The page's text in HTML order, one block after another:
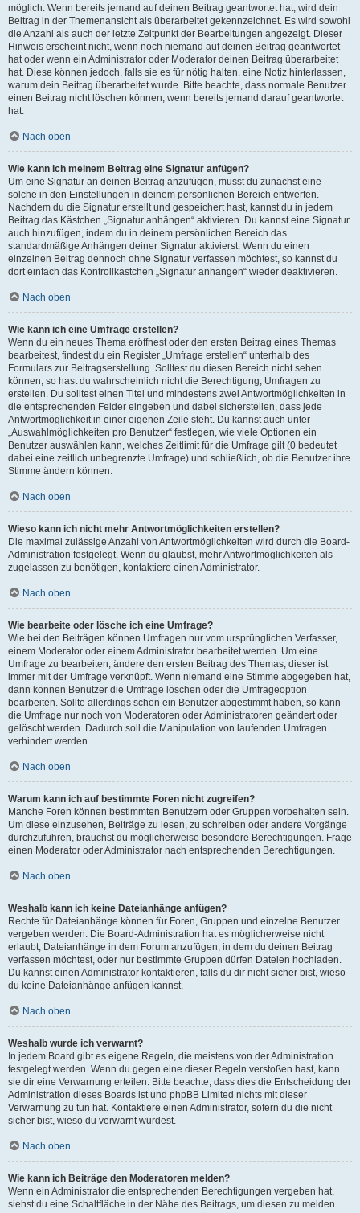
möglich. Wenn bereits jemand auf deinen Beitrag geantwortet hat, wird dein
Beitrag in der Themenansicht als überarbeitet gekennzeichnet. Es wird sowohl
die Anzahl als auch der letzte Zeitpunkt der Bearbeitungen angezeigt. Dieser
Hinweis erscheint nicht, wenn noch niemand auf deinen Beitrag geantwortet
hat oder wenn ein Administrator oder Moderator deinen Beitrag überarbeitet
hat. Diese können jedoch, falls sie es für nötig halten, eine Notiz hinterlassen,
warum dein Beitrag überarbeitet wurde. Bitte beachte, dass normale Benutzer
einen Beitrag nicht löschen können, wenn bereits jemand darauf geantwortet
hat.
Nach oben
Wie kann ich meinem Beitrag eine Signatur anfügen?
Um eine Signatur an deinen Beitrag anzufügen, musst du zunächst eine
solche in den Einstellungen in deinem persönlichen Bereich entwerfen.
Nachdem du die Signatur erstellt und gespeichert hast, kannst du in jedem
Beitrag das Kästchen „Signatur anhängen“ aktivieren. Du kannst eine Signatur
auch hinzufügen, indem du in deinem persönlichen Bereich das
standardmäßige Anhängen deiner Signatur aktivierst. Wenn du einen
einzelnen Beitrag dennoch ohne Signatur verfassen möchtest, so kannst du
dort einfach das Kontrollkästchen „Signatur anhängen“ wieder deaktivieren.
Nach oben
Wie kann ich eine Umfrage erstellen?
Wenn du ein neues Thema eröffnest oder den ersten Beitrag eines Themas
bearbeitest, findest du ein Register „Umfrage erstellen“ unterhalb des
Formulars zur Beitragserstellung. Solltest du diesen Bereich nicht sehen
können, so hast du wahrscheinlich nicht die Berechtigung, Umfragen zu
erstellen. Du solltest einen Titel und mindestens zwei Antwortmöglichkeiten in
die entsprechenden Felder eingeben und dabei sicherstellen, dass jede
Antwortmöglichkeit in einer eigenen Zeile steht. Du kannst auch unter
„Auswahlmöglichkeiten pro Benutzer“ festlegen, wie viele Optionen ein
Benutzer auswählen kann, welches Zeitlimit für die Umfrage gilt (0 bedeutet
dabei eine zeitlich unbegrenzte Umfrage) und schließlich, ob die Benutzer ihre
Stimme ändern können.
Nach oben
Wieso kann ich nicht mehr Antwortmöglichkeiten erstellen?
Die maximal zulässige Anzahl von Antwortmöglichkeiten wird durch die Board-
Administration festgelegt. Wenn du glaubst, mehr Antwortmöglichkeiten als
zugelassen zu benötigen, kontaktiere einen Administrator.
Nach oben
Wie bearbeite oder lösche ich eine Umfrage?
Wie bei den Beiträgen können Umfragen nur vom ursprünglichen Verfasser,
einem Moderator oder einem Administrator bearbeitet werden. Um eine
Umfrage zu bearbeiten, ändere den ersten Beitrag des Themas; dieser ist
immer mit der Umfrage verknüpft. Wenn niemand eine Stimme abgegeben hat,
dann können Benutzer die Umfrage löschen oder die Umfrageoption
bearbeiten. Sollte allerdings schon ein Benutzer abgestimmt haben, so kann
die Umfrage nur noch von Moderatoren oder Administratoren geändert oder
gelöscht werden. Dadurch soll die Manipulation von laufenden Umfragen
verhindert werden.
Nach oben
Warum kann ich auf bestimmte Foren nicht zugreifen?
Manche Foren können bestimmten Benutzern oder Gruppen vorbehalten sein.
Um diese einzusehen, Beiträge zu lesen, zu schreiben oder andere Vorgänge
durchzuführen, brauchst du möglicherweise besondere Berechtigungen. Frage
einen Moderator oder Administrator nach entsprechenden Berechtigungen.
Nach oben
Weshalb kann ich keine Dateianhänge anfügen?
Rechte für Dateianhänge können für Foren, Gruppen und einzelne Benutzer
vergeben werden. Die Board-Administration hat es möglicherweise nicht
erlaubt, Dateianhänge in dem Forum anzufügen, in dem du deinen Beitrag
verfassen möchtest, oder nur bestimmte Gruppen dürfen Dateien hochladen.
Du kannst einen Administrator kontaktieren, falls du dir nicht sicher bist, wieso
du keine Dateianhänge anfügen kannst.
Nach oben
Weshalb wurde ich verwarnt?
In jedem Board gibt es eigene Regeln, die meistens von der Administration
festgelegt werden. Wenn du gegen eine dieser Regeln verstoßen hast, kann
sie dir eine Verwarnung erteilen. Bitte beachte, dass dies die Entscheidung der
Administration dieses Boards ist und phpBB Limited nichts mit dieser
Verwarnung zu tun hat. Kontaktiere einen Administrator, sofern du die nicht
sicher bist, wieso du verwarnt wurdest.
Nach oben
Wie kann ich Beiträge den Moderatoren melden?
Wenn ein Administrator die entsprechenden Berechtigungen vergeben hat,
siehst du eine Schaltfläche in der Nähe des Beitrags, um diesen zu melden.